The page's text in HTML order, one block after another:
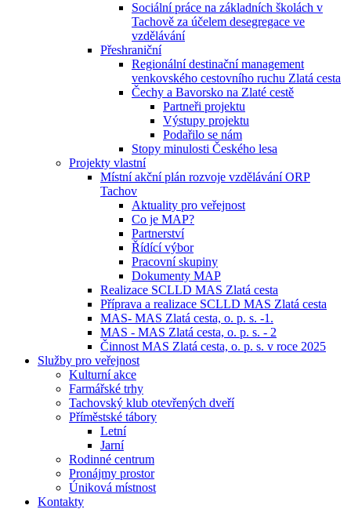
Sociální práce na základních školách v
Tachově za účelem desegregace ve
vzdělávání
Přeshraniční
Regionální destinační management
venkovského cestovního ruchu Zlatá cesta
Čechy a Bavorsko na Zlaté cestě
Partneři projektu
Výstupy projektu
Podařilo se nám
Stopy minulosti Českého lesa
Projekty vlastní
Místní akční plán rozvoje vzdělávání ORP
Tachov
Aktuality pro veřejnost
Co je MAP?
Partnerství
Řídící výbor
Pracovní skupiny
Dokumenty MAP
Realizace SCLLD MAS Zlatá cesta
Příprava a realizace SCLLD MAS Zlatá cesta
MAS- MAS Zlatá cesta, o. p. s. -1.
MAS - MAS Zlatá cesta, o. p. s. - 2
Činnost MAS Zlatá cesta, o. p. s. v roce 2025
Služby pro veřejnost
Kulturní akce
Farmářské trhy
Tachovský klub otevřených dveří
Příměstské tábory
Letní
Jarní
Rodinné centrum
Pronájmy prostor
Úniková místnost
Kontakty